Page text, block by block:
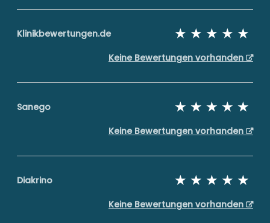
Klinikbewertungen.de
Keine Bewertungen vorhanden
Sanego
Keine Bewertungen vorhanden
Diakrino
Keine Bewertungen vorhanden